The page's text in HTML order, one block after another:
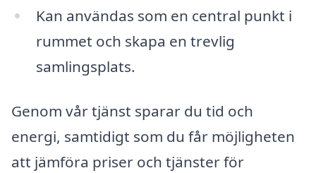
Kan användas som en central punkt i
rummet och skapa en trevlig
samlingsplats.
Genom vår tjänst sparar du tid och
energi, samtidigt som du får möjligheten
att jämföra priser och tjänster för